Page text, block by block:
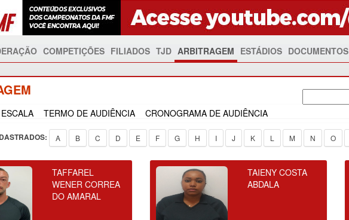
COMPETIÇÕES FILIADOS TJD ARBITRAGEM ESTÁDIOS DOCUMENTOS
ESCALA TERMO DE AUDIÊNCIA CRONOGRAMA DE AUDIÊNCIA
A B C D E F G H I J K L M N O
TAFFAREL
WENER CORREA
DO AMARAL
TAIENY COSTA
ABDALA